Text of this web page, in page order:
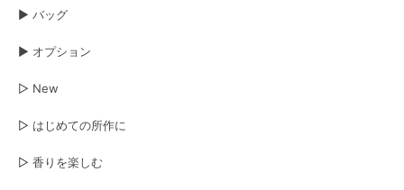
きます
▶︎ バッグ
▶︎ オプション
▷ New
▷ はじめての所作に
▷ 香りを楽しむ